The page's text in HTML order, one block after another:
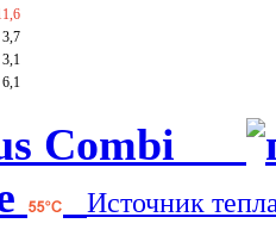
3,7
3,1
6,1
Combi
Источник